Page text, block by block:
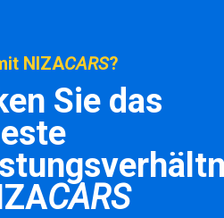
NIZACARS?
Sie das
CARS